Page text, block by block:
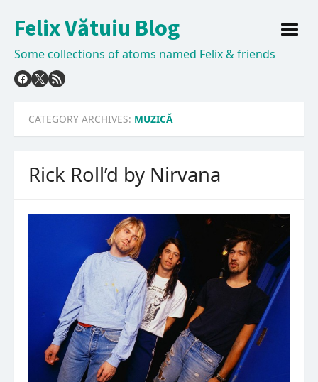
to
Felix Vătuiu Blog
Some collections of atoms named Felix & friends
open
CATEGORY ARCHIVES: MUZICĂ
Rick Roll’d by Nirvana